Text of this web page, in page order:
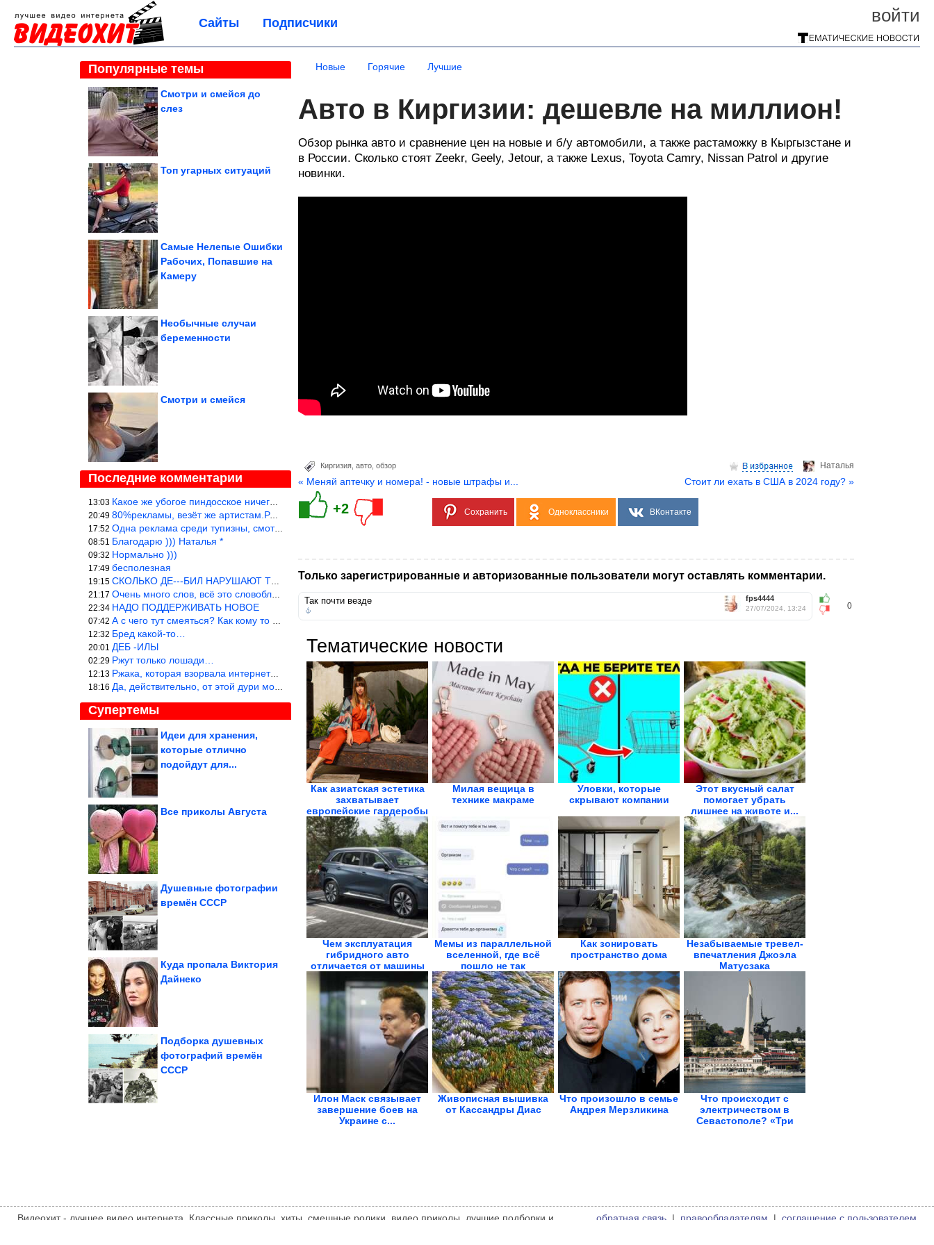
войти
Сайты Подписчики
Популярные темы
Смотри и смейся до
слез
Топ угарных ситуаций
Самые Нелепые Ошибки
Рабочих, Попавшие на
Камеру
Необычные случаи
беременности
Смотри и смейся
Последние комментарии
13:03 Какое же убогое пиндосское ничего. Наташ, и не стыдно такую фигн
20:49 80%рекламы, везёт же артистам.Режиссёры, сценаристы вы где или к
17:52 Одна реклама среди тупизны, смотреть невозможно.
08:51 Благодарю ))) Наталья *
09:32 Нормально )))
17:49 бесполезная
19:15 СКОЛЬКО ДЕ---БИЛ НАРУШАЮТ ТЕХНИКУ БЕЗОПАСНОСТИ
21:17 Очень много слов, всё это словоблудие можно было уложить в 1 мин
22:34 НАДО ПОДДЕРЖИВАТЬ НОВОЕ
07:42 А с чего тут смеяться? Как кому то больно? Не смешно.
12:32 Бред какой-то…
20:01 ДЕБ -ИЛЫ
02:29 Ржут только лошади…
12:13 Ржака, которая взорвала интернет? Нет, количество рекламы выводи
18:16 Да, действительно, от этой дури можно ржать до слёз.
Супертемы
Идеи для хранения,
которые отлично
подойдут для...
Евросоюз ввел санкции
Все приколы Августа
Душевные фотографии
времён СССР
Куда пропала Виктория
Дайнеко
Подборка душевных
фотографий времён
СССР
money, которые не
выходят из моды...
Новые Горячие Лучшие
Авто в Киргизии: дешевле на миллион!
Обзор рынка авто и сравнение цен на новые и б/у автомобили, а также растаможку в Кыргызстане и
в России. Сколько стоят Zeekr, Geely, Jetour, а также Lexus, Toyota Camry, Nissan Patrol и другие
новинки.
Hаталья
Киргизия авто обзор
« Меняй аптечку и номера! - новые штрафы и... Стоит ли ехать в США в 2024 году? »
+2 Сохранить Одноклассники ВКонтакте
Только зарегистрированные и авторизованные пользователи могут оставлять комментарии.
0
fps4444
27/07/2024, 13:24
Так почти везде
Тематические новости
Как азиатская эстетика
захватывает
европейские гардеробы
Милая вещица в
технике макраме
Уловки, которые
скрывают компании
Этот вкусный салат
помогает убрать
лишнее на животе и...
Чем эксплуатация
гибридного авто
отличается от машины
Мемы из параллельной
вселенной, где всё
пошло не так
Как зонировать
пространство дома
Незабываемые тревел-
впечатления Джоэла
Матусзака
Илон Маск связывает
завершение боев на
Украине с...
Живописная вышивка
от Кассандры Диас
Что произошло в семье
Андрея Мерзликина
Что происходит с
электричеством в
Севастополе? «Три
Видеохит - лучшее видео интернета. Классные приколы, хиты, смешные ролики, видео приколы, лучшие подборки и
обратная связь | правообладателям | соглашение с пользователем